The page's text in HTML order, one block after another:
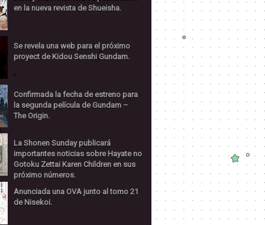
en la nueva revista de Shueisha.
Se revela una web para el próximo
proyect de Kidou Senshi Gundam.
Confirmada la fecha de estreno para
la segunda película de Gundam –
The Origin.
La Shonen Sunday publicará
importantes noticias sobre Hayate no
Gotoku Zettai Karen Children en sus
próximo números.
Anunciada una OVA junto al tomo 21
de Nisekoi.